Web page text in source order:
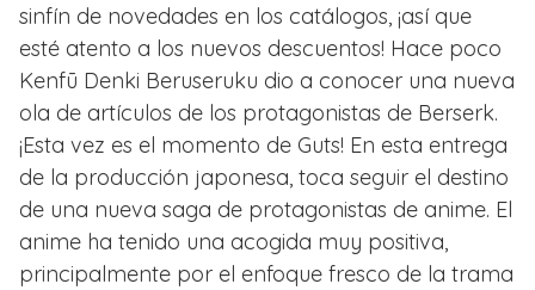
sinfín de novedades en los catálogos, ¡así que
esté atento a los nuevos descuentos! Hace poco
Kenfū Denki Beruseruku dio a conocer una nueva
ola de artículos de los protagonistas de Berserk.
¡Esta vez es el momento de Guts! En esta entrega
de la producción japonesa, toca seguir el destino
de una nueva saga de protagonistas de anime. El
anime ha tenido una acogida muy positiva,
principalmente por el enfoque fresco de la trama